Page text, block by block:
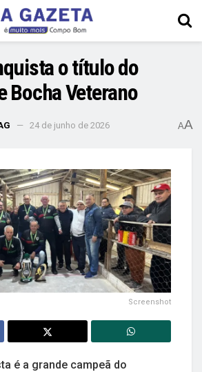
o título do
Bocha Veterano
24 de junho de 2026 AA
Screenshot
é a grande campeã do